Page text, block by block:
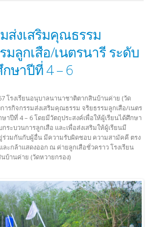
ส่งเสริมคุณธรรม
มลูกเสือ/เนตรนารี ระดับ
ษาปีที่ 4 – 6
โรงเรียนอนุบาลนานาชาติตากสินบ้านค่าย (วัด
ารกิจกรรมส่งเสริมคุณธรรม จริยธรรมลูกเสือ/เนตร
าปีที่ 4 – 6 โดยมีวัตถุประสงค์เพื่อให้ผู้เรียนได้ศึกษา
ระบวนการลูกเสือ และเพื่อส่งเสริมให้ผู้เรียนมี
ร่วมกันกับผู้อื่น มีความรับผิดชอบ ความสามัคคี ตรง
ะกล้าแสดงออก ณ ค่ายลูกเสือชั่วคราว โรงเรียน
บ้านค่าย (วัดหวายกรอง)